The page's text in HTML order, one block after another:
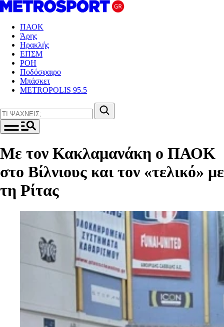
ΠΑΟΚ
Άρης
Ηρακλής
ΕΠΣΜ
ΡΟΗ
Ποδόσφαιρο
Μπάσκετ
METROPOLIS 95.5
Με τον Κακλαμανάκη ο ΠΑΟΚ
στο Βίλνιους και τον «τελικό» με
τη Ρίτας